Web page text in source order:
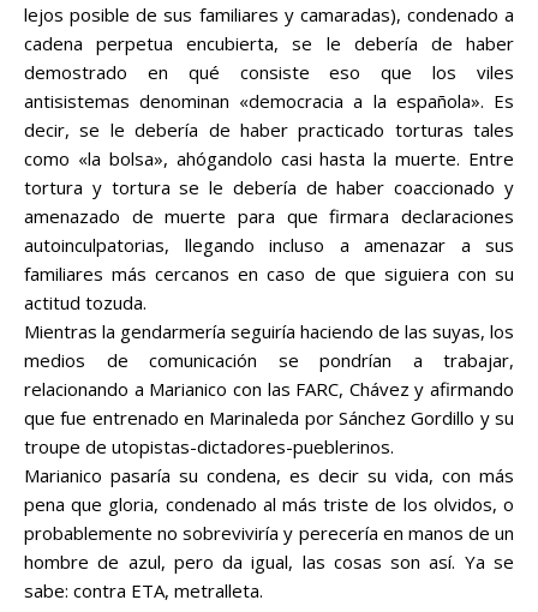
lejos posible de sus familiares y camaradas), condenado a
cadena perpetua encubierta, se le debería de haber
demostrado en qué consiste eso que los viles
antisistemas denominan «democracia a la española». Es
decir, se le debería de haber practicado torturas tales
como «la bolsa», ahógandolo casi hasta la muerte. Entre
tortura y tortura se le debería de haber coaccionado y
amenazado de muerte para que firmara declaraciones
autoinculpatorias, llegando incluso a amenazar a sus
familiares más cercanos en caso de que siguiera con su
actitud tozuda.
Mientras la gendarmería seguiría haciendo de las suyas, los
medios de comunicación se pondrían a trabajar,
relacionando a Marianico con las FARC, Chávez y afirmando
que fue entrenado en Marinaleda por Sánchez Gordillo y su
troupe de utopistas-dictadores-pueblerinos.
Marianico pasaría su condena, es decir su vida, con más
pena que gloria, condenado al más triste de los olvidos, o
probablemente no sobreviviría y perecería en manos de un
hombre de azul, pero da igual, las cosas son así. Ya se
sabe: contra ETA, metralleta.